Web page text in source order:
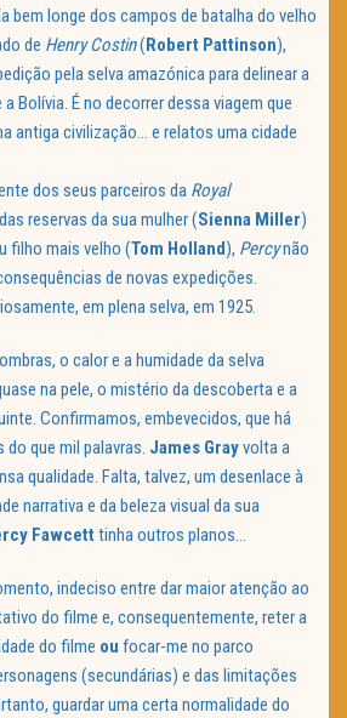
bem longe dos campos de batalha do velho
de Henry Costin(Robert Pattinson),
pela selva amazónica para delinear a
Bolívia. É no decorrer dessa viagem que
antiga civilização… e relatos uma cidade
dos seus parceiros da Royal
reservas da sua mulher (Sienna Miller)
filho mais velho (Tom Holland), Percynão
de novas expedições.
em plena selva, em 1925.
o calor e a humidade da selva
na pele, o mistério da descoberta e a
Confirmamos, embevecidos, que há
do que mil palavras. James Grayvolta a
qualidade. Falta, talvez, um desenlace à
narrativa e da beleza visual da sua
Fawcetttinha outros planos…
indeciso entre dar maior atenção ao
do filme e, consequentemente, reter a
do filme ou focar-me no parco
(secundárias) e das limitações
guardar uma certa normalidade do